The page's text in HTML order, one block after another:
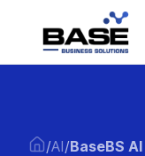
/AI/